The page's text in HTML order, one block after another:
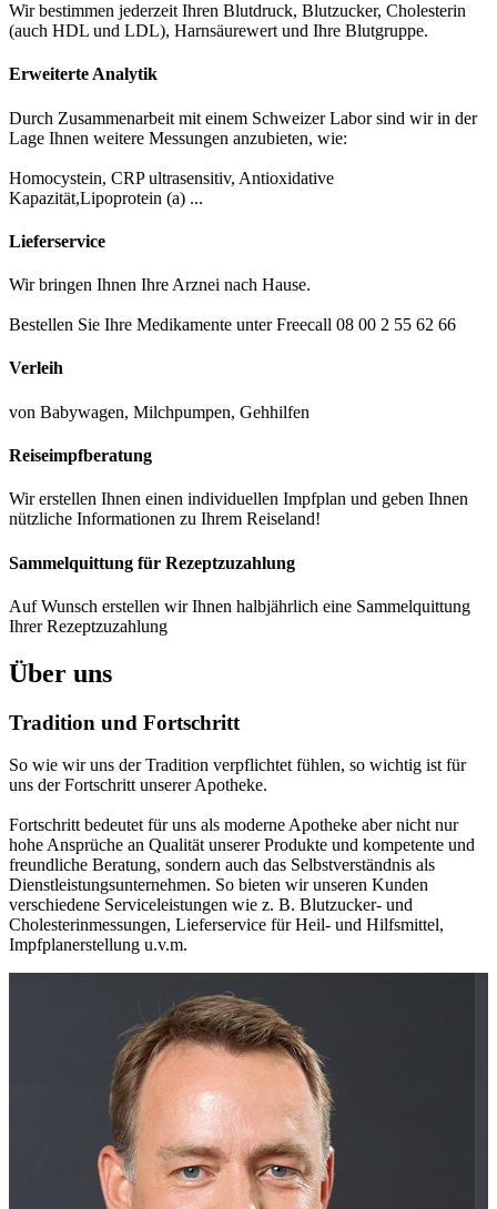
Wir bestimmen jederzeit Ihren Blutdruck, Blutzucker, Cholesterin
(auch HDL und LDL), Harnsäurewert und Ihre Blutgruppe.
Erweiterte Analytik
Durch Zusammenarbeit mit einem Schweizer Labor sind wir in der
Lage Ihnen weitere Messungen anzubieten, wie:
Homocystein, CRP ultrasensitiv, Antioxidative
Kapazität,Lipoprotein (a) ...
Lieferservice
Wir bringen Ihnen Ihre Arznei nach Hause.
Bestellen Sie Ihre Medikamente unter Freecall 08 00 2 55 62 66
Verleih
von Babywagen, Milchpumpen, Gehhilfen
Reiseimpfberatung
Wir erstellen Ihnen einen individuellen Impfplan und geben Ihnen
nützliche Informationen zu Ihrem Reiseland!
Sammelquittung für Rezeptzuzahlung
Auf Wunsch erstellen wir Ihnen halbjährlich eine Sammelquittung
Ihrer Rezeptzuzahlung
Über uns
Tradition und Fortschritt
So wie wir uns der Tradition verpflichtet fühlen, so wichtig ist für
uns der Fortschritt unserer Apotheke.
Fortschritt bedeutet für uns als moderne Apotheke aber nicht nur
hohe Ansprüche an Qualität unserer Produkte und kompetente und
freundliche Beratung, sondern auch das Selbstverständnis als
Dienstleistungsunternehmen. So bieten wir unseren Kunden
verschiedene Serviceleistungen wie z. B. Blutzucker- und
Cholesterinmessungen, Lieferservice für Heil- und Hilfsmittel,
Impfplanerstellung u.v.m.